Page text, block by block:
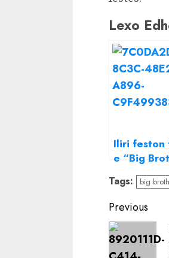
Lexo
Iliri feston
e “Big
Vip” me
domate e
Tags: big
Continue
Previous